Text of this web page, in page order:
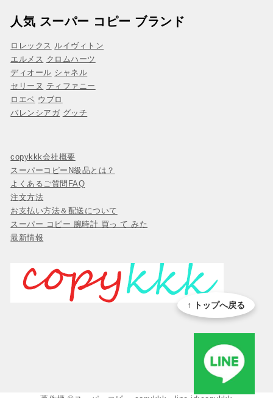
人気 スーパー コピー ブランド
ロレックス ルイヴィトン
エルメス クロムハーツ
ディオール シャネル
セリーヌ ティファニー
ロエベ ウブロ
バレンシアガ グッチ
copykkk会社概要
スーパーコピーN級品とは？
よくあるご質問FAQ
注文方法
お支払い方法＆配送について
スーパー コピー 腕時計 買っ て みた
最新情報
↑ トップへ戻る